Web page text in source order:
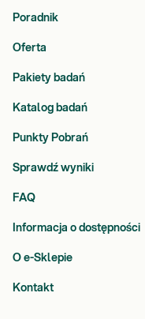
Poradnik
Oferta
Pakiety badań
Katalog badań
Punkty Pobrań
Sprawdź wyniki
FAQ
Informacja o dostępności
O e-Sklepie
Kontakt